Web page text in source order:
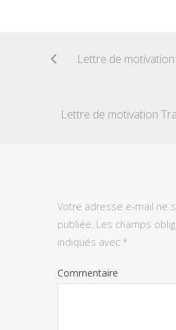
Votre adresse e-mail ne
publiée. Les champs
indiqués avec *
Commentaire